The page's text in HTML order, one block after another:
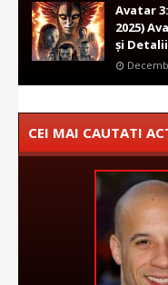
Avatar
2025)
și Detalii
CEI MAI CAUTATI